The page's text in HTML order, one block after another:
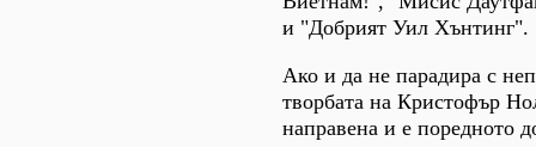
и "Добрият Уил Хънтинг".
Ако и да не парадира с
творбата на Кристофър
направена и е поредното